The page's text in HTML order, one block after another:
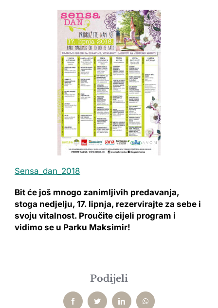
Sensa_dan_2018
Bit će još mnogo zanimljivih predavanja,
stoga nedjelju, 17. lipnja, rezervirajte za sebe i
svoju vitalnost. Proučite cijeli program i
vidimo se u Parku Maksimir!
Podijeli
FacebookTwitter LinkedInWhatsApp